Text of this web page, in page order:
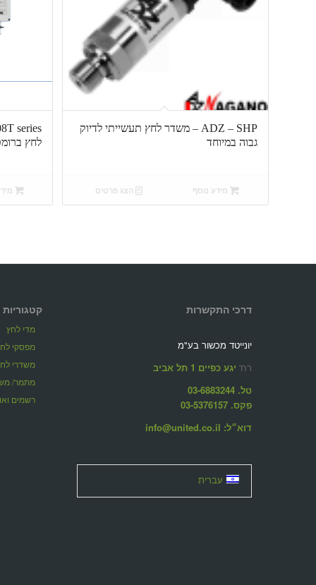
ADZ – SHP – משדר לחץ תעשייתי לדיוק
גבוה במיוחד
מידע נוסף הצג פרטים
לחץ
מדי לחץ
מפסקי
משדרי
מתמר/
רשמים
דרכי התקשרות
יונייטד מכשור בע"מ
רח' יגע כפיים 1 תל אביב
טל. 03-6883244
פקס. 03-5376157
דוא״ל: info@united.co.il
עברית